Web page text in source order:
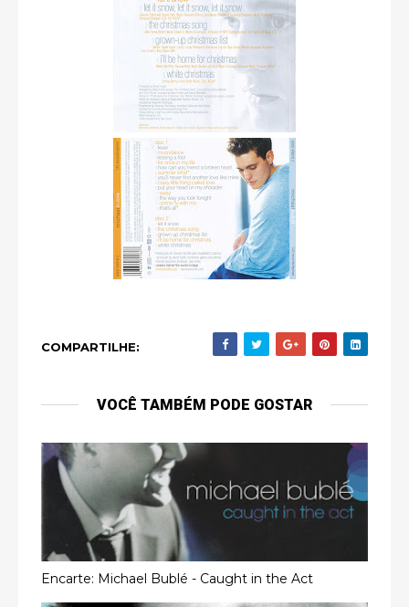
COMPARTILHE:
VOCÊ TAMBÉM PODE GOSTAR
Encarte: Michael Bublé - Caught in the Act